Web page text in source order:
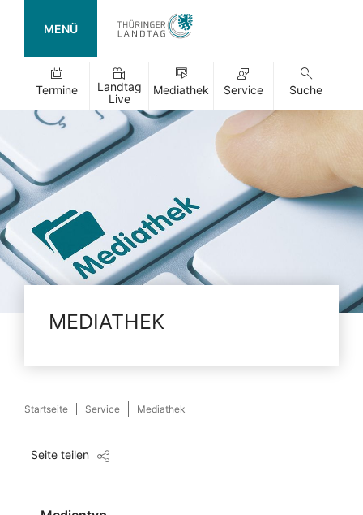
MENÜ
Termine
Landtag
Live
Mediathek Service Suche
MEDIATHEK
Startseite Service Mediathek
Seite teilen